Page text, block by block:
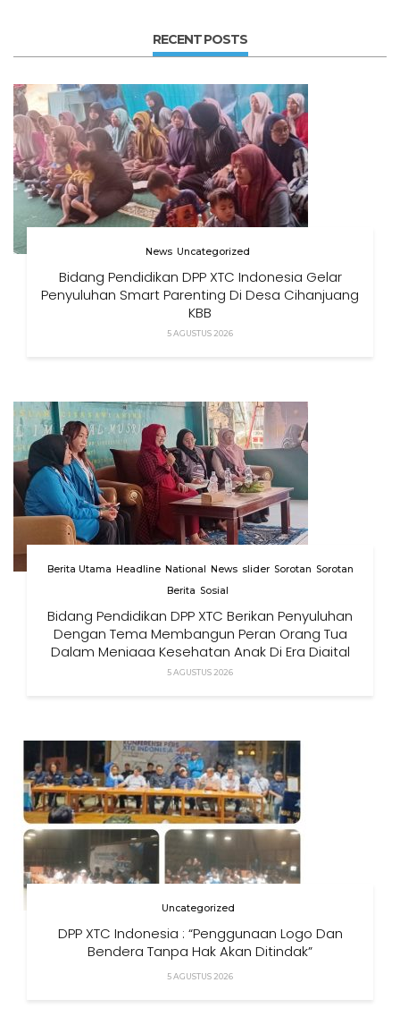
RECENT POSTS
News Uncategorized
Bidang Pendidikan DPP XTC Indonesia Gelar
Penyuluhan Smart Parenting Di Desa Cihanjuang
KBB
5 AGUSTUS 2026
Berita Utama Headline National News slider Sorotan Sorotan
Berita Sosial
Bidang Pendidikan DPP XTC Berikan Penyuluhan
Dengan Tema Membangun Peran Orang Tua
Dalam Menjaga Kesehatan Anak Di Era Digital
5 AGUSTUS 2026
Uncategorized
DPP XTC Indonesia : “Penggunaan Logo Dan
Bendera Tanpa Hak Akan Ditindak”
5 AGUSTUS 2026